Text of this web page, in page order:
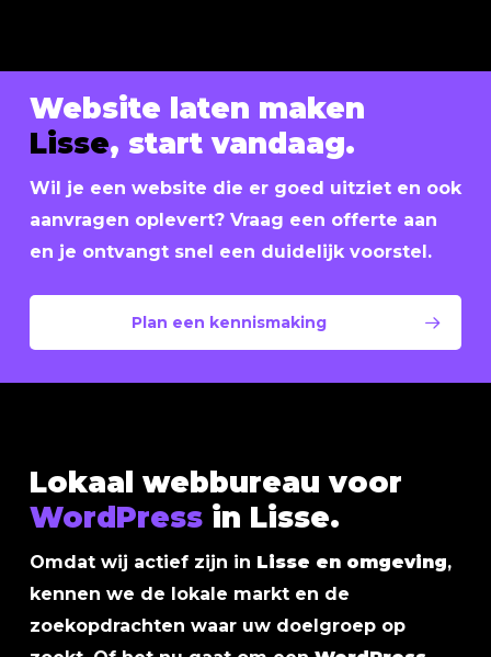
Website laten maken
Lisse, start vandaag.
Wil je een website die er goed uitziet en ook
aanvragen oplevert? Vraag een offerte aan
en je ontvangt snel een duidelijk voorstel.
Plan een kennismaking
Lokaal webbureau voor
WordPressin Lisse.
Omdat wij actief zijn in Lisse en omgeving,
kennen we de lokale markt en de
zoekopdrachten waar uw doelgroep op